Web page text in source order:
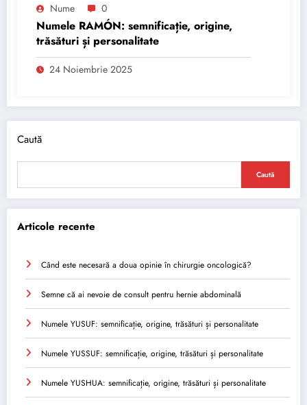
Nume 0
Numele RAMÓN: semnificație, origine,
trăsături și personalitate
24 Noiembrie 2025
Caută
Caută
Articole recente
Când este necesară a doua opinie în chirurgie oncologică?
Semne că ai nevoie de consult pentru hernie abdominală
Numele YUSUF: semnificație, origine, trăsături și personalitate
Numele YUSSUF: semnificație, origine, trăsături și personalitate
Numele YUSHUA: semnificație, origine, trăsături și personalitate